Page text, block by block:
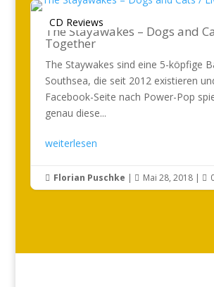
CD Reviews
The Stayawakes – Dogs and
Together
The Staywakes sind eine 5-köpfige
Southsea, die seit 2012 existieren
Facebook-Seite nach Power-Pop
genau diese...
weiterlesen
 Florian Puschke |  Mai 28, 2018| 